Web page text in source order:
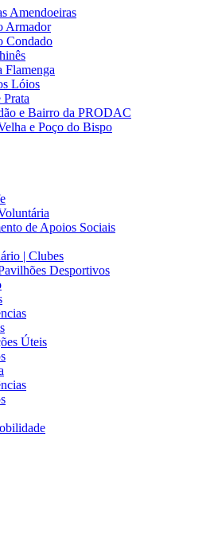
Amendoeiras
Armador
Condado
Flamenga
Lóios
e Bairro da PRODAC
e Poço do Bispo
de Apoios Sociais
| Clubes
Desportivos
Úteis